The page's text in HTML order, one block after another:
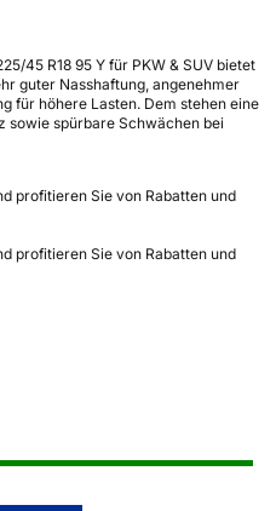
45 R18 95 Y für PKW & SUV bietet
guter Nasshaftung, angenehmer
für höhere Lasten. Dem stehen eine
spürbare Schwächen bei
profitieren Sie von Rabatten und
profitieren Sie von Rabatten und